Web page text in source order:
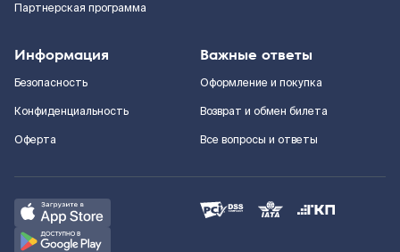
Партнерская программа
Информация
Безопасность
Конфиденциальность
Оферта
Важные ответы
Оформление и покупка
Возврат и обмен билета
Все вопросы и ответы